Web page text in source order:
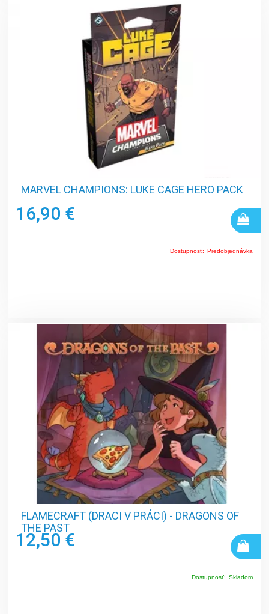
MARVEL CHAMPIONS: LUKE CAGE HERO PACK
16,90 €
Dostupnosť: Predobjednávka
FLAMECRAFT (DRACI V PRÁCI) - DRAGONS OF
THE PAST
12,50 €
Dostupnosť: Skladom